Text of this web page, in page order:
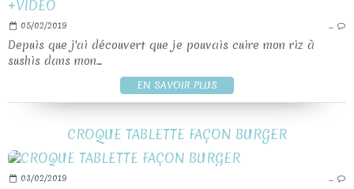
05/02/2019 …
Depuis que j'ai découvert que je pouvais cuire mon riz à
sushis dans mon...
EN SAVOIR PLUS
CROQUE TABLETTE FAÇON BURGER
03/02/2019 …